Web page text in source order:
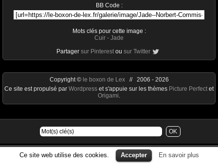
BB Code :
Mots clés pour cette image :
Cuir - Jade
Partager sur Pinterest ou sur Twitter
Ce site web utilise des cookies. Accepter En savoir plus
Copyright © le boxon de Lex// 2006 - 2026
Ce site est propulsé par Wordpress et s'appuie sur les thèmes Picture Perfect et
Origami.